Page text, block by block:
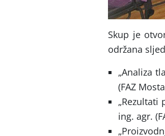
Skup je
održana
„Analiza
(FAZ
ing. agr.